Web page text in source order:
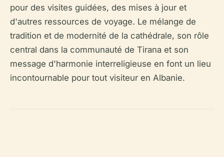
pour des visites guidées, des mises à jour et
d'autres ressources de voyage. Le mélange de
tradition et de modernité de la cathédrale, son rôle
central dans la communauté de Tirana et son
message d'harmonie interreligieuse en font un lieu
incontournable pour tout visiteur en Albanie.